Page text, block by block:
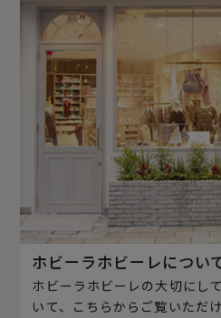
ホビーラホビーレについ
ホビーラホビーレの大切にし
いて、こちらからご覧いただけ